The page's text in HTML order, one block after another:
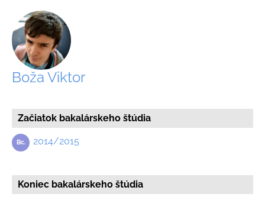
Boža Viktor
Začiatok bakalárskeho štúdia
2014/2015
Koniec bakalárskeho štúdia